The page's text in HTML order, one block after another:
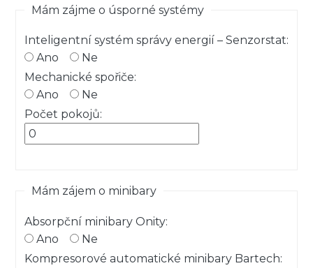
Mám zájme o úsporné systémy
Inteligentní systém správy energií – Senzorstat:
Ano
Ne
Mechanické spořiče:
Ano
Ne
Počet pokojů:
Mám zájem o minibary
Absorpční minibary Onity:
Ano
Ne
Kompresorové automatické minibary Bartech: